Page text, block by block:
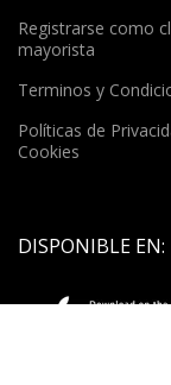
Registrarse como
mayorista
Terminos y
Políticas de
Cookies
DISPONIBLE EN: